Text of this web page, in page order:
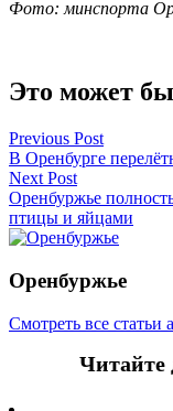
Фото: минспорта
Это может
Навигация
по
записям
Previous Post
В Оренбурге
Next Post
Оренбуржье
птицы и яйцами
Оренбуржье
Смотреть все статьи
Читайте